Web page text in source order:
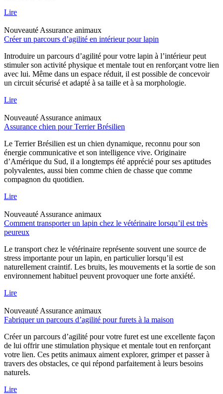
Lire
Nouveauté Assurance animaux
Créer un parcours d’agilité en intérieur pour lapin
Introduire un parcours d’agilité pour votre lapin à l’intérieur peut
stimuler son activité physique et mentale tout en renforçant votre lien
avec lui. Même dans un espace réduit, il est possible de concevoir
un circuit sécurisé et adapté à sa taille et à sa morphologie.
Lire
Nouveauté Assurance animaux
Assurance chien pour Terrier Brésilien
Le Terrier Brésilien est un chien dynamique, reconnu pour son
énergie communicative et son intelligence vive. Originaire
d’Amérique du Sud, il a longtemps été apprécié pour ses aptitudes
polyvalentes, aussi bien comme chien de chasse que comme
compagnon du quotidien.
Lire
Nouveauté Assurance animaux
Comment transporter un lapin chez le vétérinaire lorsqu’il est très
peureux
Le transport chez le vétérinaire représente souvent une source de
stress importante pour un lapin, en particulier lorsqu’il est
naturellement craintif. Les bruits, les mouvements et la sortie de son
environnement habituel peuvent provoquer une forte anxiété.
Lire
Nouveauté Assurance animaux
Fabriquer un parcours d’agilité pour furets à la maison
Créer un parcours d’agilité pour votre furet est une excellente façon
de lui offrir une stimulation physique et mentale tout en renforçant
votre lien. Ces petits animaux aiment explorer, grimper et passer à
travers des obstacles, ce qui répond parfaitement à leurs besoins
naturels.
Lire